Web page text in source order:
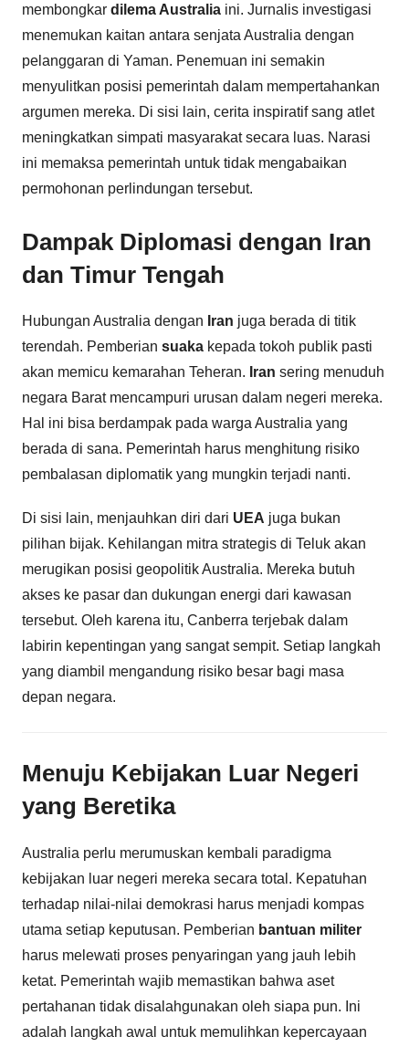
membongkar dilema Australia ini. Jurnalis investigasi
menemukan kaitan antara senjata Australia dengan
pelanggaran di Yaman. Penemuan ini semakin
menyulitkan posisi pemerintah dalam mempertahankan
argumen mereka. Di sisi lain, cerita inspiratif sang atlet
meningkatkan simpati masyarakat secara luas. Narasi
ini memaksa pemerintah untuk tidak mengabaikan
permohonan perlindungan tersebut.
Dampak Diplomasi dengan Iran
dan Timur Tengah
Hubungan Australia dengan Iran juga berada di titik
terendah. Pemberian suaka kepada tokoh publik pasti
akan memicu kemarahan Teheran. Iran sering menuduh
negara Barat mencampuri urusan dalam negeri mereka.
Hal ini bisa berdampak pada warga Australia yang
berada di sana. Pemerintah harus menghitung risiko
pembalasan diplomatik yang mungkin terjadi nanti.
Di sisi lain, menjauhkan diri dari UEA juga bukan
pilihan bijak. Kehilangan mitra strategis di Teluk akan
merugikan posisi geopolitik Australia. Mereka butuh
akses ke pasar dan dukungan energi dari kawasan
tersebut. Oleh karena itu, Canberra terjebak dalam
labirin kepentingan yang sangat sempit. Setiap langkah
yang diambil mengandung risiko besar bagi masa
depan negara.
Menuju Kebijakan Luar Negeri
yang Beretika
Australia perlu merumuskan kembali paradigma
kebijakan luar negeri mereka secara total. Kepatuhan
terhadap nilai-nilai demokrasi harus menjadi kompas
utama setiap keputusan. Pemberian bantuan militer
harus melewati proses penyaringan yang jauh lebih
ketat. Pemerintah wajib memastikan bahwa aset
pertahanan tidak disalahgunakan oleh siapa pun. Ini
adalah langkah awal untuk memulihkan kepercayaan